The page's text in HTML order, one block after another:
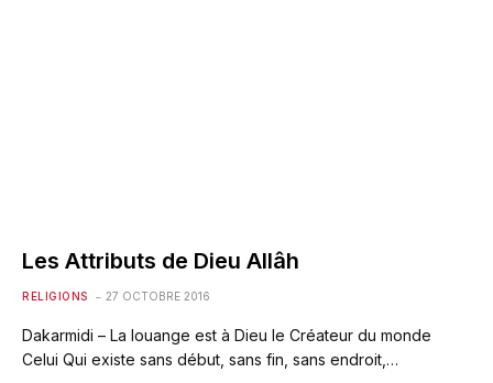
Les Attributs de Dieu Allâh
RELIGIONS 27 OCTOBRE 2016
Dakarmidi – La louange est à Dieu le Créateur du monde
Celui Qui existe sans début, sans fin, sans endroit,…